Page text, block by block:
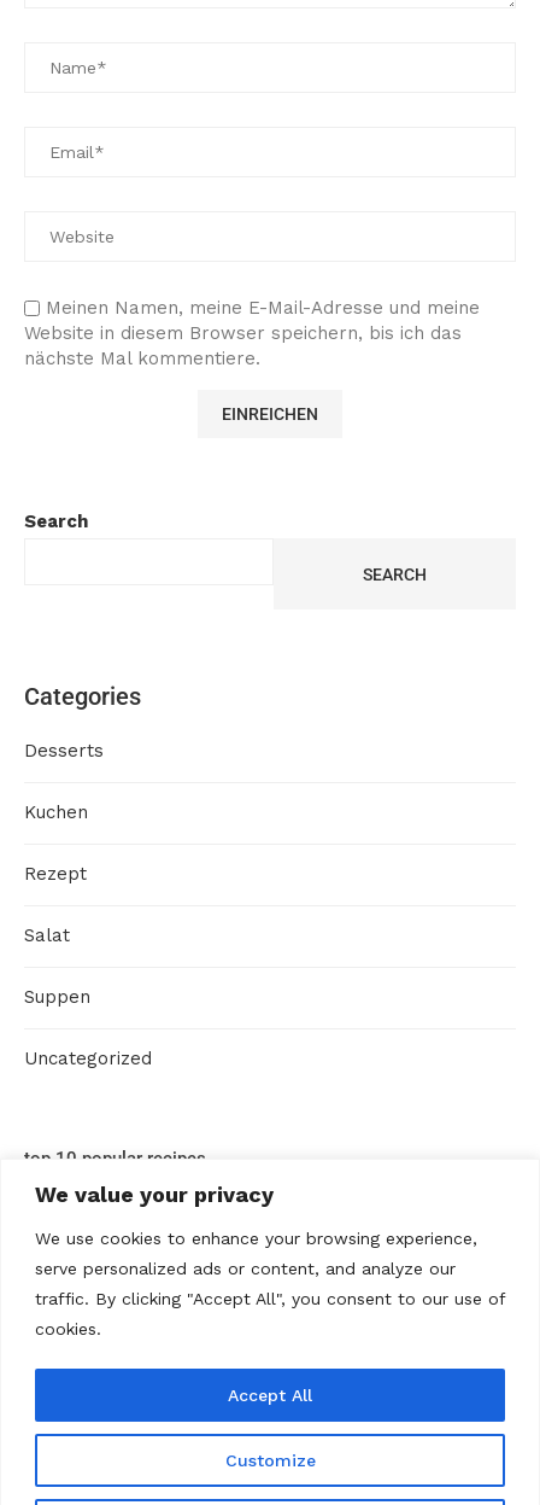
We value your privacy
We use cookies to enhance your browsing experience,
serve personalized ads or content, and analyze our
traffic. By clicking "Accept All", you consent to our use of
cookies.
Customize
Accept All
Meinen Namen, meine E-Mail-Adresse und meine
Website in diesem Browser speichern, bis ich das
nächste Mal kommentiere.
Search
SEARCH
Categories
Desserts
Kuchen
Rezept
Salat
Suppen
Uncategorized
top 10 popular recipes
Kontakt
Privacy policy Terms Of Use Über uns
@2020 - All Right Reserved. Rezepte Home